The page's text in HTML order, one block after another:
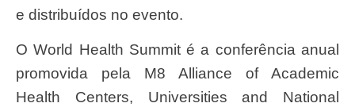
e distribuídos no evento.
O World Health Summit é a conferência anual
promovida pela M8 Alliance of Academic
Health Centers, Universities and National